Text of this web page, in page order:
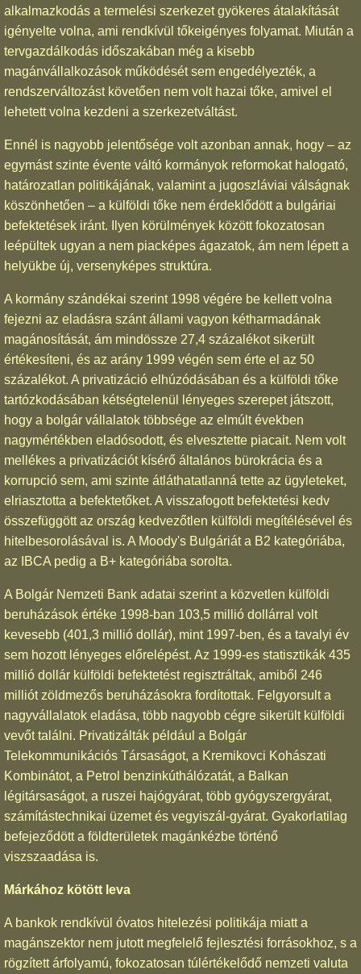
alkalmazkodás a termelési szerkezet gyökeres átalakítását
igényelte volna, ami rendkívül tőkeigényes folyamat. Miután a
tervgazdálkodás időszakában még a kisebb
magánvállalkozások működését sem engedélyezték, a
rendszerváltozást követően nem volt hazai tőke, amivel el
lehetett volna kezdeni a szerkezetváltást.
Ennél is nagyobb jelentősége volt azonban annak, hogy – az
egymást szinte évente váltó kormányok reformokat halogató,
határozatlan politikájának, valamint a jugoszláviai válságnak
köszönhetően – a külföldi tőke nem érdeklődött a bulgáriai
befektetések iránt. Ilyen körülmények között fokozatosan
leépültek ugyan a nem piacképes ágazatok, ám nem lépett a
helyükbe új, versenyképes struktúra.
A kormány szándékai szerint 1998 végére be kellett volna
fejezni az eladásra szánt állami vagyon kétharmadának
magánosítását, ám mindössze 27,4 százalékot sikerült
értékesíteni, és az arány 1999 végén sem érte el az 50
százalékot. A privatizáció elhúzódásában és a külföldi tőke
tartózkodásában kétségtelenül lényeges szerepet játszott,
hogy a bolgár vállalatok többsége az elmúlt években
nagymértékben eladósodott, és elvesztette piacait. Nem volt
mellékes a privatizációt kísérő általános bürokrácia és a
korrupció sem, ami szinte átláthatatlanná tette az ügyleteket,
elriasztotta a befektetőket. A visszafogott befektetési kedv
összefüggött az ország kedvezőtlen külföldi megítélésével és
hitelbesorolásával is. A Moody's Bulgáriát a B2 kategóriába,
az IBCA pedig a B+ kategóriába sorolta.
A Bolgár Nemzeti Bank adatai szerint a közvetlen külföldi
beruházások értéke 1998-ban 103,5 millió dollárral volt
kevesebb (401,3 millió dollár), mint 1997-ben, és a tavalyi év
sem hozott lényeges előrelépést. Az 1999-es statisztikák 435
millió dollár külföldi befektetést regisztráltak, amiből 246
milliót zöldmezős beruházásokra fordítottak. Felgyorsult a
nagyvállalatok eladása, több nagyobb cégre sikerült külföldi
vevőt találni. Privatizálták például a Bolgár
Telekommunikációs Társaságot, a Kremikovci Kohászati
Kombinátot, a Petrol benzinkúthálózatát, a Balkan
légitársaságot, a ruszei hajógyárat, több gyógyszergyárat,
számítástechnikai üzemet és vegyiszál-gyárat. Gyakorlatilag
befejeződött a földterületek magánkézbe történő
viszszaadása is.
Márkához kötött leva
A bankok rendkívül óvatos hitelezési politikája miatt a
magánszektor nem jutott megfelelő fejlesztési forrásokhoz, s a
rögzített árfolyamú, fokozatosan túlértékelődő nemzeti valuta